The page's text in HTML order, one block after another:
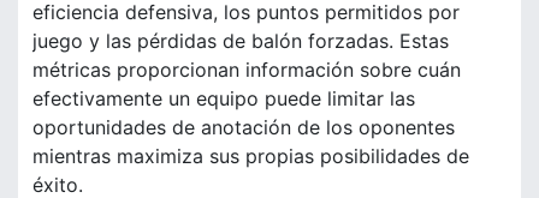
eficiencia defensiva, los puntos permitidos por
juego y las pérdidas de balón forzadas. Estas
métricas proporcionan información sobre cuán
efectivamente un equipo puede limitar las
oportunidades de anotación de los oponentes
mientras maximiza sus propias posibilidades de
éxito.